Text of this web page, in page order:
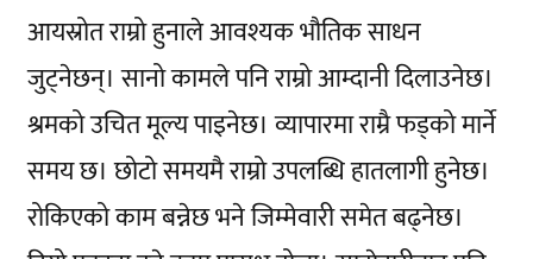
आयस्रोत राम्रो हुनाले आवश्यक भौतिक साधन
जुट्नेछन्। सानो कामले पनि राम्रो आम्दानी दिलाउनेछ।
श्रमको उचित मूल्य पाइनेछ। व्यापारमा राम्रै फड्को मार्ने
समय छ। छोटो समयमै राम्रो उपलब्धि हातलागी हुनेछ।
रोकिएको काम बन्नेछ भने जिम्मेवारी समेत बढ्नेछ।